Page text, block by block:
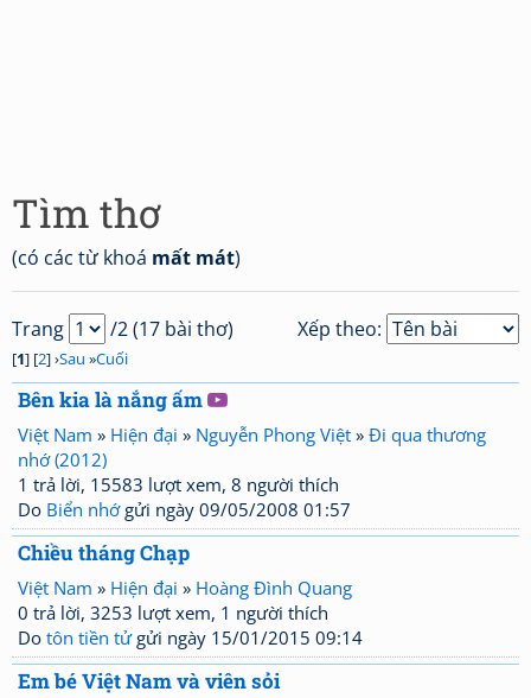
Tìm thơ
(có các từ khoá mất mát)
Xếp theo:
Trang /2 (17 bài thơ)
[1] [2] ›Sau »Cuối
Bên kia là nắng ấm
Việt Nam » Hiện đại » Nguyễn Phong Việt » Đi qua thương
nhớ (2012)
1 trả lời, 15583 lượt xem, 8 người thích
Do Biển nhớgửi ngày 09/05/2008 01:57
Chiều tháng Chạp
Việt Nam » Hiện đại » Hoàng Đình Quang
0 trả lời, 3253 lượt xem, 1 người thích
Do tôn tiền tửgửi ngày 15/01/2015 09:14
Em bé Việt Nam và viên sỏi